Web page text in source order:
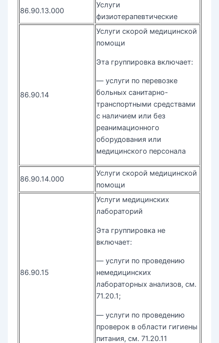
86.90.13.000
Услуги
физиотерапевтические
86.90.14
Услуги скорой медицинской
помощи
Эта группировка включает:
— услуги по перевозке
больных санитарно-
транспортными средствами
с наличием или без
реанимационного
оборудования или
медицинского персонала
86.90.14.000
Услуги скорой медицинской
помощи
86.90.15
Услуги медицинских
лабораторий
Эта группировка не
включает:
— услуги по проведению
немедицинских
лабораторных анализов, см.
71.20.1;
— услуги по проведению
проверок в области гигиены
питания, см. 71.20.11